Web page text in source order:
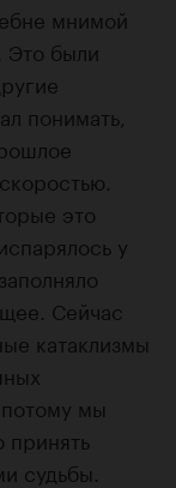
мнимой
Это были
понимать,
это
у
Сейчас
катаклизмы
мы
принять
судьбы.